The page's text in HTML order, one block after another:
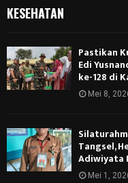
KESEHATAN
Pastikan
Edi
ke-128 di
Mei 8,
Tangsel,
Adiwiyata
Mei 1,